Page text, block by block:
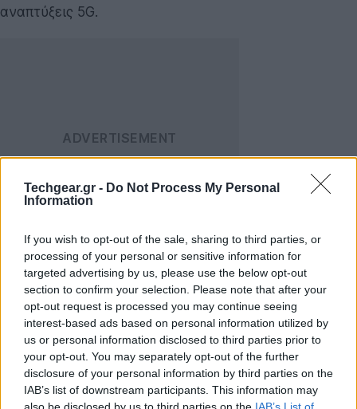
Techgear.gr - Do Not Process My Personal
Information
If you wish to opt-out of the sale, sharing to third parties, or
processing of your personal or sensitive information for
targeted advertising by us, please use the below opt-out
section to confirm your selection. Please note that after your
opt-out request is processed you may continue seeing
interest-based ads based on personal information utilized by
us or personal information disclosed to third parties prior to
your opt-out. You may separately opt-out of the further
disclosure of your personal information by third parties on the
IAB’s list of downstream participants. This information may
also be disclosed by us to third parties on the IAB’s List of
αναπτύξεις 5G.
Με τοTCL LINKKEY IK511 , η TCL στοχεύει στην
επιτάχυνση της ανάπτυξης εφαρμογών 5G
προωθώντας την υιοθέτηση του 5G RedCap. Το TCL
LINKKEY IK511 είναι ένα τέλειο προϊόν για τον τομέα
M2M, επιταχύνοντας την ταχεία ανάπτυξη της
ψηφιοποίησης του κλάδου.
Η Qualcomm επιτρέπει έναν κόσμο όπου όλοι και